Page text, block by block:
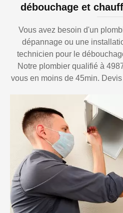
débouchage et
Vous avez besoin d'un
dépannage ou une
technicien pour le
Notre plombier qualifié à
vous en moins de 45min.